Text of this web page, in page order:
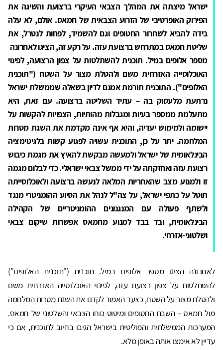
ישראל מיצתה את המהלך הצבאי העיקרי ברצועת והשיגה את
הפירוק האופרטיבי של הזרוע הצבאית של חמאס. אולם, לא עלה
בידה להביא לשחרור החטופים וגם להשמיד, לפחות לנטרל, את
שליטת חמאס במתרחש ברצועת עזה. על רקע זה, הציגו לאחרונה
מספר אלופים במיל. תוכנית להשתלטות על צפון הרצועה, לפינוי
האוכלוסייה האזרחית משם ולהטלת מצור על השטח ("תוכנית
האלופים"). התוכניתתורמת אמנם לדיון בשאלה שממשלת ישראל
נרתעת מלעסוק בה – עתיד השליטה ברצועה. עם זאת, היא
מתעלמת ממספר בעיות ומגבלות מהותיות, הצפויות להקשות על
יישומה ולמימוש יעדיה, והיא אף אינה מקדמת את השגת מטרות
המלחמה. יתר על כן, התוכנית עשויה לפגוע קשות בלגיטימציה
הבינלאומית של ישראל ולמעשה מבקשת להאיץ את מגמת כיבוש
רצועת עזה ואחזקתה על ידי ממשל צבאי ישראלי. כדי לבלום מגמה
זו ולמנוע מצב שהאחריות המלאה לנעשה ברצועה ולאוכלוסייתה
תוטל על כתפי ישראל, על צה"ל לנהל את הסיוע ההומניטרי מנגד
ולשתף פעולה עם המנגנונים ההומניטריים של הקהילה
הבינלאומית, ובד בבד למנוע מחמאס אפשרות שיקום צבאי
ושלטוני-אזרחי.
לאחרונה הציגו מספר אלופים במיל. תוכנית ("תוכנית האלופים")
להשתלטות על צפון רצועת עזה, לפינוי האוכלוסייה האזרחית משם
ולהטלת מצור על השטח, כצעד האמור לקדם את השגת מטרות המלחמה
מול חמאס – השבת החטופים ומיטוט כוחו הצבאי והשלטוני של חמאס.
המערכות הממשלתית והפוליטית בישראל הגיבו בחיוב לתוכנית, אם כי
עדיין לא אימצו אותה באופן מלא.